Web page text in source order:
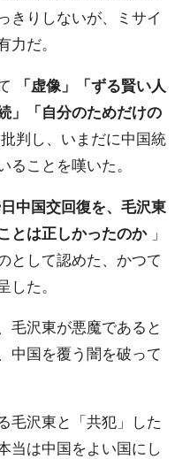
きりしないが、ミサイ
だ。
「虚像」「ずる賢い人
」「自分のためだけの
判し、いまだに中国統
ことを嘆いた。
中国交回復を、毛沢東
とは正しかったのか」
として認めた、かつて
た。
毛沢東が悪魔であると
中国を覆う闇を破って
毛沢東と「共犯」した
当は中国をよい国にし